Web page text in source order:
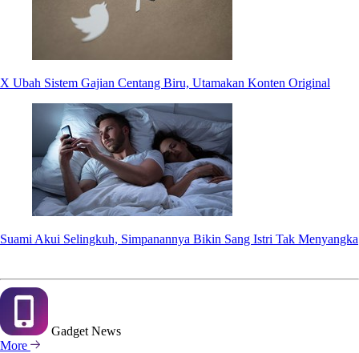
X Ubah Sistem Gajian Centang Biru, Utamakan Konten Original
Suami Akui Selingkuh, Simpanannya Bikin Sang Istri Tak Menyangka
Gadget News
More